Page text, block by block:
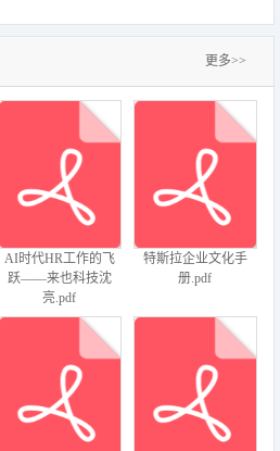
更多>>
AI时代HR工作的飞
跃——来也科技沈
亮.pdf
特斯拉企业文化手
册.pdf